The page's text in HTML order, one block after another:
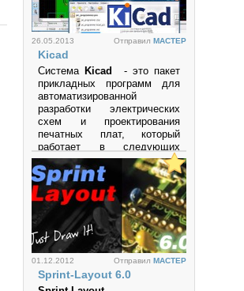
Программа поддерживает
микроконтроллеры и
микропроцессоры семейств
PIC
AVR и другие.
Просмотров: 27344
26.05.2013 Отправил MACTEP
Kicad
Система Kicad
- это пакет
прикладных программ для
автоматизированной
разработки электрических
схем и проектирования
печатных плат, который
работает в следующих
операционных системах:
• LINUX
• Windows XP
• Mac OS
01.12.2012 Отправил MACTEP
Sprint-Layout 6.0